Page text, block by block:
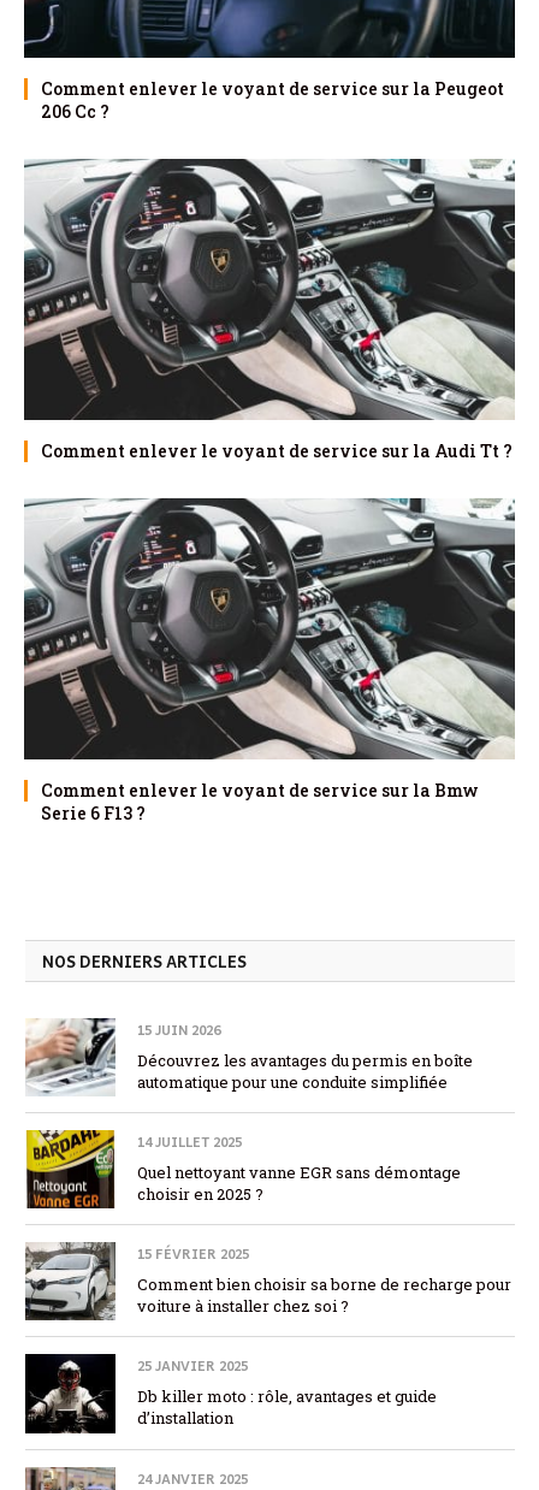
Comment enlever le voyant de service sur la Peugeot
206 Cc ?
Comment enlever le voyant de service sur la Audi Tt ?
Comment enlever le voyant de service sur la Bmw
Serie 6 F13 ?
NOS DERNIERS ARTICLES
15 JUIN 2026
Découvrez les avantages du permis en boîte
automatique pour une conduite simplifiée
14 JUILLET 2025
Quel nettoyant vanne EGR sans démontage
choisir en 2025 ?
15 FÉVRIER 2025
Comment bien choisir sa borne de recharge pour
voiture à installer chez soi ?
25 JANVIER 2025
Db killer moto : rôle, avantages et guide
d’installation
24 JANVIER 2025